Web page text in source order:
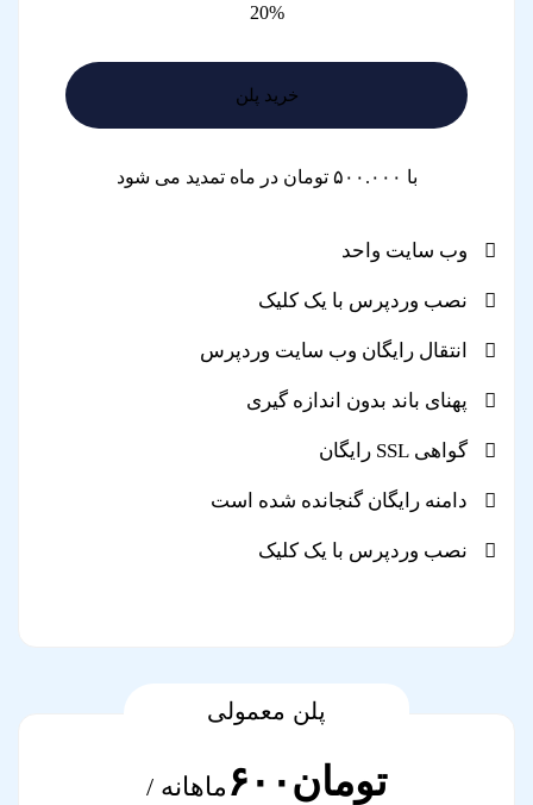
20%
خرید پلن
با ۵۰۰.۰۰۰ تومان در ماه تمدید می شود
وب سایت واحد
نصب وردپرس با یک کلیک
انتقال رایگان وب سایت وردپرس
پهنای باند بدون اندازه گیری
گواهی SSL رایگان
دامنه رایگان گنجانده شده است
نصب وردپرس با یک کلیک
پلن معمولی
تومان۶۰۰ ماهانه /